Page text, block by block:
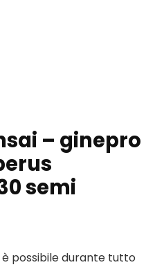
– ginepro
semi
possibile durante tutto